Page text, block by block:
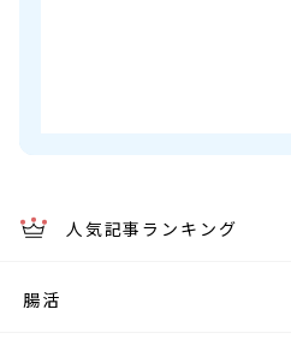
人気記事ランキング
腸活